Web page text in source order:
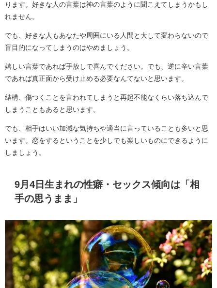
ります。好きな人の言葉は神の言葉のように聞こえてしまうかもし
れません。
でも、好きな人もあなたや周囲にいる人間と大して変わらないので
盲目的になってしまうのはやめましょう。
嬉しい言葉であれば手放しで喜んでください。でも、逆に辛い言葉
であれば真正面から受け止める必要なんてないと思います。
結構、傷つくことを言われてしまうと再起不能なくらい落ち込んで
しまうこともあると思います。
でも、相手はいい加減な気持ちや適当に言っていることも多いと思
います。恋をするということを少しでも楽しいものにできるように
しましょう。
9月4日生まれの性癖・セックス傾向は「相
手の思うまま」